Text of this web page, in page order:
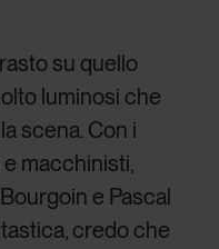
su quello
luminosi che
scena. Con i
macchinisti,
e Pascal
credo che